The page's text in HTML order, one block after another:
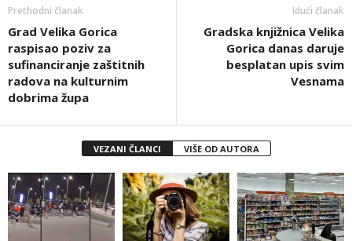
Prethodni članak
Grad Velika Gorica
raspisao poziv za
sufinanciranje zaštitnih
radova na kulturnim
dobrima župa
Idući članak
Gradska knjižnica Velika
Gorica danas daruje
besplatan upis svim
Vesnama
VEZANI ČLANCI VIŠE OD AUTORA